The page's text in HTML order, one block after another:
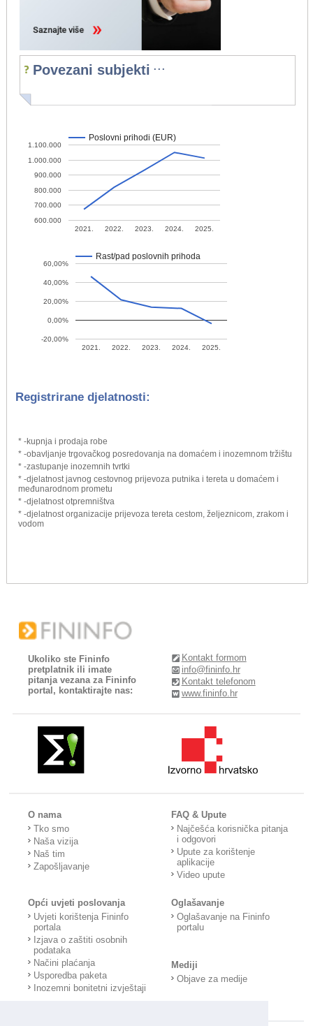
Povezani subjekti ...
Poslovni prihodi (EUR)
2021. 2022. 2023. 2024. 2025.
600.000
700.000
800.000
900.000
1.000.000
1.100.000
Rast/pad poslovnih prihoda
2021. 2022. 2023. 2024. 2025.
-20,00%
0,00%
20,00%
40,00%
60,00%
Registrirane djelatnosti:
* -kupnja i prodaja robe
* -obavljanje trgovačkog posredovanja na domaćem i inozemnom tržištu
* -zastupanje inozemnih tvrtki
* -djelatnost javnog cestovnog prijevoza putnika i tereta u domaćem i
međunarodnom prometu
* -djelatnost otpremništva
* -djelatnost organizacije prijevoza tereta cestom, željeznicom, zrakom i
vodom
Ukoliko ste Fininfo
pretplatnik ili imate
pitanja vezana za Fininfo
portal, kontaktirajte nas:
Kontakt formom
info@fininfo.hr
Kontakt telefonom
www.fininfo.hr
O nama
Tko smo
Naša vizija
Naš tim
Zapošljavanje
FAQ & Upute
Najčešća korisnička pitanja
i odgovori
Upute za korištenje
aplikacije
Video upute
Opći uvjeti poslovanja
Uvjeti korištenja Fininfo
portala
Izjava o zaštiti osobnih
podataka
Načini plaćanja
Usporedba paketa
Inozemni bonitetni izvještaji
Oglašavanje
Oglašavanje na Fininfo
portalu
Mediji
Objave za medije